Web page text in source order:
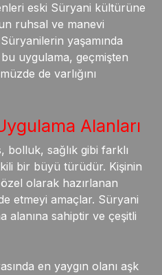
eski Süryani kültürüne
ruhsal ve manevi
yaşamında
uygulama, geçmişten
de varlığını
Alanları
sağlık gibi farklı
bir büyü türüdür. Kişinin
olarak hazırlanan
etmeyi amaçlar. Süryani
alanına sahiptir ve çeşitli
en yaygın olanı aşk